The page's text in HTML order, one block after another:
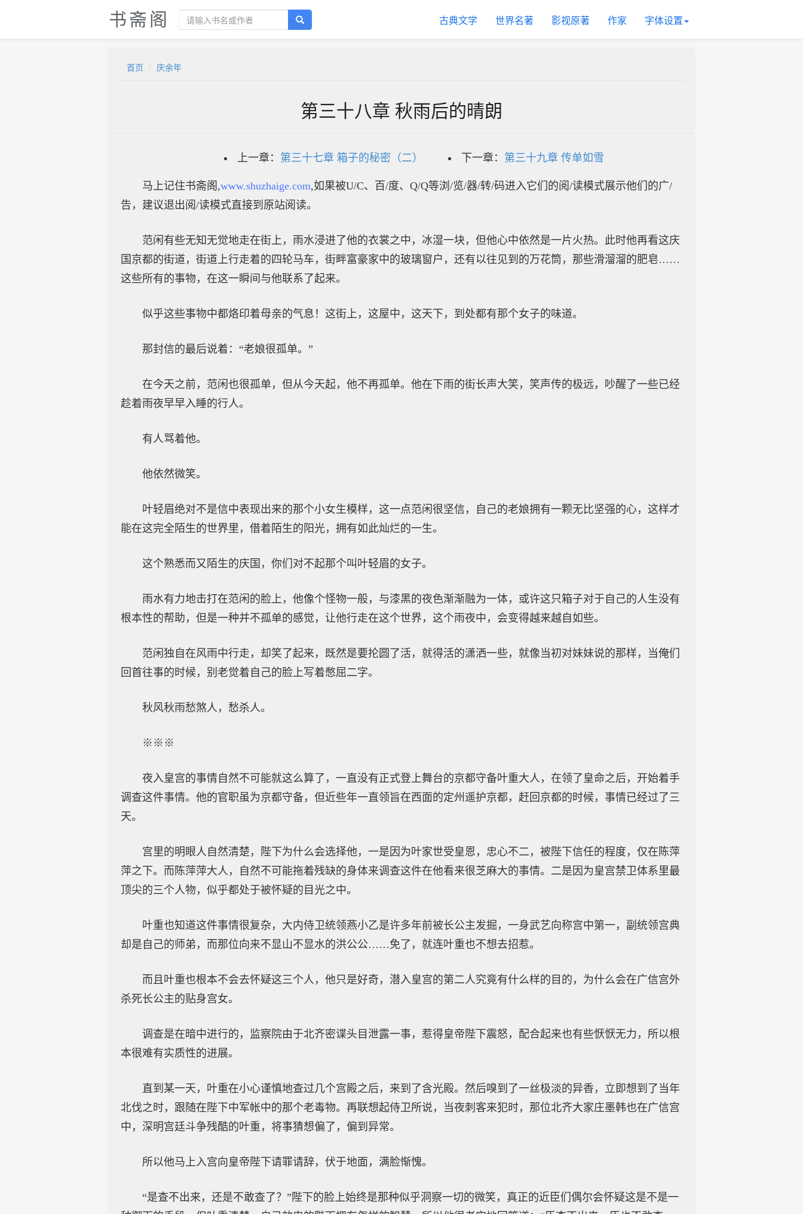
书斋阁 古典文学 世界名著 影视原著 作家 字体设置
首页 庆余年
第三十八章 秋雨后的晴朗
上一章： 第三十七章 箱子的秘密（二） 下一章： 第三十九章 传单如雪
马上记住书斋阁,www.shuzhaige.com,如果被U/C、百/度、Q/Q等浏/览/器/转/码进入它们的阅/读模式展示他们的广/
告，建议退出阅/读模式直接到原站阅读。
范闲有些无知无觉地走在街上，雨水浸进了他的衣裳之中，冰湿一块，但他心中依然是一片火热。此时他再看这庆
国京都的街道，街道上行走着的四轮马车，街畔富豪家中的玻璃窗户，还有以往见到的万花筒，那些滑溜溜的肥皂……
这些所有的事物，在这一瞬间与他联系了起来。
似乎这些事物中都烙印着母亲的气息！这街上，这屋中，这天下，到处都有那个女子的味道。
那封信的最后说着：“老娘很孤单。”
在今天之前，范闲也很孤单，但从今天起，他不再孤单。他在下雨的街长声大笑，笑声传的极远，吵醒了一些已经
趁着雨夜早早入睡的行人。
有人骂着他。
他依然微笑。
叶轻眉绝对不是信中表现出来的那个小女生模样，这一点范闲很坚信，自己的老娘拥有一颗无比坚强的心，这样才
能在这完全陌生的世界里，借着陌生的阳光，拥有如此灿烂的一生。
这个熟悉而又陌生的庆国，你们对不起那个叫叶轻眉的女子。
雨水有力地击打在范闲的脸上，他像个怪物一般，与漆黑的夜色渐渐融为一体，或许这只箱子对于自己的人生没有
根本性的帮助，但是一种并不孤单的感觉，让他行走在这个世界，这个雨夜中，会变得越来越自如些。
范闲独自在风雨中行走，却笑了起来，既然是要抡圆了活，就得活的潇洒一些，就像当初对妹妹说的那样，当俺们
回首往事的时候，别老觉着自己的脸上写着憋屈二字。
秋风秋雨愁煞人，愁杀人。
※※※
夜入皇宫的事情自然不可能就这么算了，一直没有正式登上舞台的京都守备叶重大人，在领了皇命之后，开始着手
调查这件事情。他的官职虽为京都守备，但近些年一直领旨在西面的定州遥护京都，赶回京都的时候，事情已经过了三
天。
宫里的明眼人自然清楚，陛下为什么会选择他，一是因为叶家世受皇恩，忠心不二，被陛下信任的程度，仅在陈萍
萍之下。而陈萍萍大人，自然不可能拖着残缺的身体来调查这件在他看来很芝麻大的事情。二是因为皇宫禁卫体系里最
顶尖的三个人物，似乎都处于被怀疑的目光之中。
叶重也知道这件事情很复杂，大内侍卫统领燕小乙是许多年前被长公主发掘，一身武艺向称宫中第一，副统领宫典
却是自己的师弟，而那位向来不显山不显水的洪公公……免了，就连叶重也不想去招惹。
而且叶重也根本不会去怀疑这三个人，他只是好奇，潜入皇宫的第二人究竟有什么样的目的，为什么会在广信宫外
杀死长公主的贴身宫女。
调查是在暗中进行的，监察院由于北齐密谍头目泄露一事，惹得皇帝陛下震怒，配合起来也有些恹恹无力，所以根
本很难有实质性的进展。
直到某一天，叶重在小心谨慎地查过几个宫殿之后，来到了含光殿。然后嗅到了一丝极淡的异香，立即想到了当年
北伐之时，跟随在陛下中军帐中的那个老毒物。再联想起侍卫所说，当夜刺客来犯时，那位北齐大家庄墨韩也在广信宫
中，深明宫廷斗争残酷的叶重，将事猜想偏了，偏到异常。
所以他马上入宫向皇帝陛下请罪请辞，伏于地面，满脸惭愧。
“是查不出来，还是不敢查了？”陛下的脸上始终是那种似乎洞察一切的微笑，真正的近臣们偶尔会怀疑这是不是一